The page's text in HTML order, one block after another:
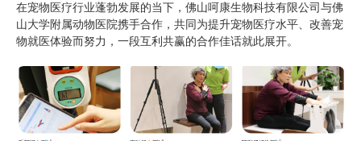
在宠物医疗行业蓬勃发展的当下，佛山呵康生物科技有限公司与佛
山大学附属动物医院携手合作，共同为提升宠物医疗水平、改善宠
物就医体验而努力，一段互利共赢的合作佳话就此展开。